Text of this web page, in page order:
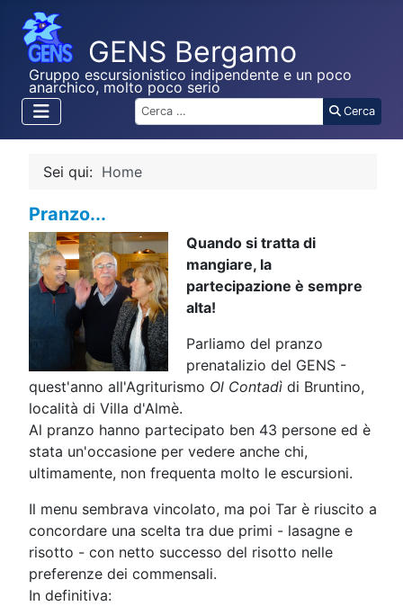
Gruppo escursionistico indipendente e un poco
anarchico, molto poco serio
Cerca
Cerca
Sei qui: Home
Pranzo...
Quando si tratta di
mangiare, la
partecipazione è sempre
alta!
Parliamo del pranzo
prenatalizio del GENS -
quest'anno all'Agriturismo Ol Contadì di Bruntino,
località di Villa d'Almè.
Al pranzo hanno partecipato ben 43 persone ed è
stata un'occasione per vedere anche chi,
ultimamente, non frequenta molto le escursioni.
Il menu sembrava vincolato, ma poi Tar è riuscito a
concordare una scelta tra due primi - lasagne e
risotto - con netto successo del risotto nelle
preferenze dei commensali.
In definitiva: